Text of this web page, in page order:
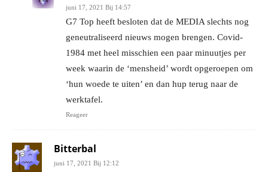
juni 17, 2021 Bij 14:57
G7 Top heeft besloten dat de MEDIA slechts nog
geneutraliseerd nieuws mogen brengen. Covid-
1984 met heel misschien een paar minuutjes per
week waarin de ‘mensheid’ wordt opgeroepen om
‘hun woede te uiten’ en dan hup terug naar de
werktafel.
Reageer
Bitterbal
juni 17, 2021 Bij 12:12